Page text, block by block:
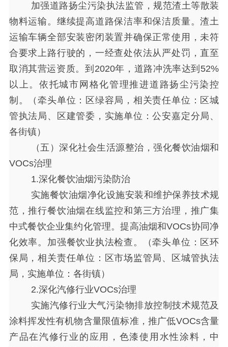
加强道路扬尘污染执法监管，规范渣土等散装
物料运输。继续提高道路保洁率和保洁质量。渣土
运输车辆全部安装密闭装置并确保正常使用，未符
合要求上路行驶的，一经查处依法从严处罚，直至
取消其营运资质。到 2020年，道路冲洗率达到52%
以上。依托城市网格化管理推进道路扬尘污染控
制。（牵头单位：区绿容局，相关责任单位：区城
管执法局、区建管委，实施单位：公安嘉定分局、
各街镇）
（五）深化社会生活源整治，强化餐饮油烟和
VOCs治理
1.深化餐饮油烟污染防治
实施餐饮油烟净化设施安装和维护保养技术规
范，推行餐饮油烟在线监控和第三方治理，推广集
中式餐饮企业集约化管理。提高油烟和VOCs协同净
化效率。加强餐饮业执法检查。（牵头单位：区环
保局，相关责任单位：区市场监管局、区城管执法
局，实施单位：各街镇）
2.深化汽修行业VOCs治理
实施汽修行业大气污染物排放控制技术规范及
涂料挥发性有机物含量限值标准，推广低VOCs含量
产品在汽修行业的应用，色漆使用水性涂料，中